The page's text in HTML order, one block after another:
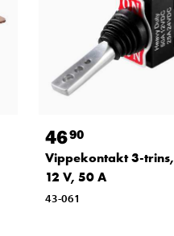
4690
Vippekontakt 3-trins,
12 V, 50 A
43-061